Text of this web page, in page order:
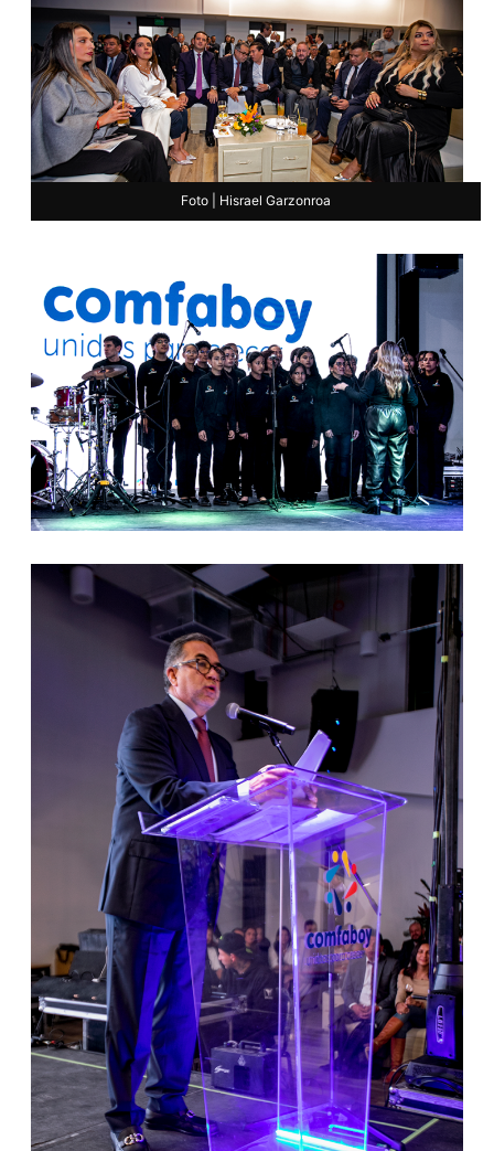
Foto | Hisrael Garzonroa